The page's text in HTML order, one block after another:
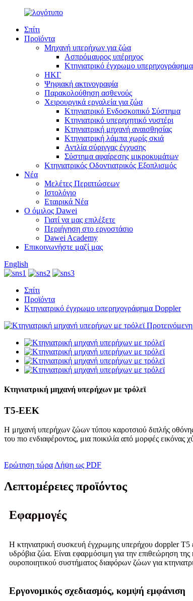
Σπίτι
Προϊόντα
Μηχανή υπερήχων για ζώα
Ασπρόμαυρος υπέρηχος
Κτηνιατρικό έγχρωμο
ΗΚΓ
Ψηφιακή ακτινογραφία
Παρακολούθηση ασθενούς
Χειρουργικά εργαλεία για ζώα
Κτηνιατρικό Ενδοσκοπικό Σύστημα
Κτηνιατρικό υπερηχητικό νυστέρι
Κτηνιατρική μηχανή αναισθησίας
Κτηνιατρική λάμπα χωρίς σκιά
Αντλία σύριγγας έγχυσης
Σύστημα αφαίρεσης μικροκυμάτων
Κτηνιατρικός Οδοντιατρικός Εξοπλισμός
Νέα
Μελέτες Περιπτώσεων
Ιστολόγιο
Εταιρικά Νέα
Ο όμιλος Dawei
Γιατί να μας επιλέξετε
Περιήγηση στο εργοστάσιο
Dawei Academy
Επικοινωνήστε μαζί μας
English
Σπίτι
Προϊόντα
Κτηνιατρικό έγχρωμο υπερηχογράφημα Doppler
Κτηνιατρική μηχανή υπερήχων με τρόλεϊ
T5-ΕΕΚ
Η μηχανή υπερήχων ζώων τύπου καροτσιού διπλής
του πιο ενδιαφέροντος, μια ποικιλία από μορφές εικόνας
Ερώτηση τώρα Λήψη ως PDF
Λεπτομέρειες προϊόντος
Εφαρμογές
Η κτηνιατρική συσκευή έγχρωμης υπερήχου doppler T5
υδρόβια ζώα. Είναι εφαρμόσιμη για την επιθεώρηση
ουροποιητικού συστήματος διαφόρων ζώων για
Εργονομικός σχεδιασμός, κομψή εμφάνιση